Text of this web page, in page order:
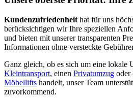
Kundenzufriedenheit hat für uns
berücksichtigen wir Ihre speziellen
und bieten mit unserer transparenten
Informationen ohne versteckte
Ganz gleich, ob es sich um eine lokale
Kleintransport, einen Privatumzug oder
Möbellifts handelt, unser Team
zuvorkommend.